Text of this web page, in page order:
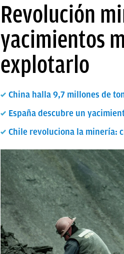
Revolución
yacimientos
explotarlo
China halla 9,7 millones de
España descubre un
Chile revoluciona la minería: